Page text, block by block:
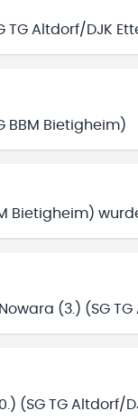
TG Altdorf/DJK
BBM Bietigheim)
Bietigheim)
(3.) (SG
(SG TG Altdorf/